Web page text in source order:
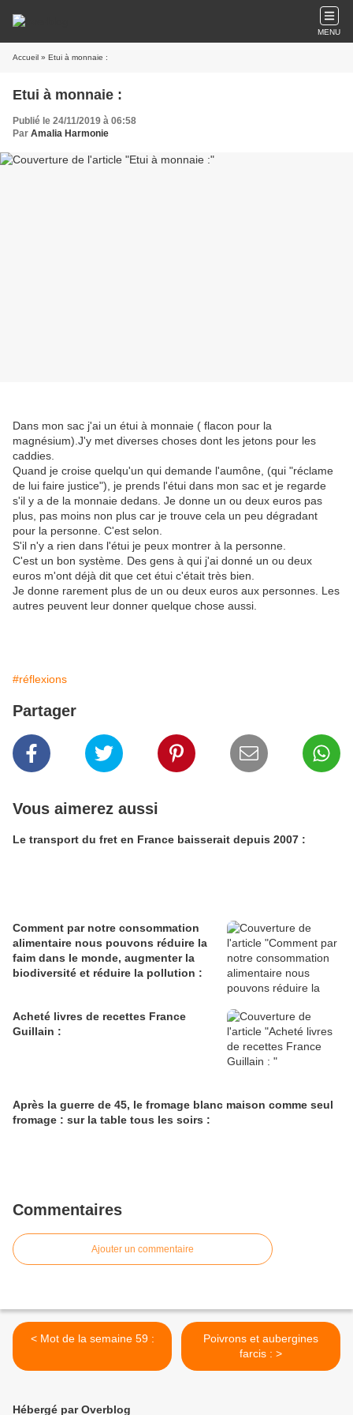
MENU
Accueil » Etui à monnaie :
Etui à monnaie :
Publié le 24/11/2019 à 06:58
Par Amalia Harmonie
Dans mon sac j'ai un étui à monnaie ( flacon pour la
magnésium).J'y met diverses choses dont les jetons pour les
caddies.
Quand je croise quelqu'un qui demande l'aumône, (qui "réclame
de lui faire justice"), je prends l'étui dans mon sac et je regarde
s'il y a de la monnaie dedans. Je donne un ou deux euros pas
plus, pas moins non plus car je trouve cela un peu dégradant
pour la personne. C'est selon.
S'il n'y a rien dans l'étui je peux montrer à la personne.
C'est un bon système. Des gens à qui j'ai donné un ou deux
euros m'ont déjà dit que cet étui c'était très bien.
Je donne rarement plus de un ou deux euros aux personnes. Les
autres peuvent leur donner quelque chose aussi.
#réflexions
Partager
Vous aimerez aussi
Le transport du fret en France baisserait depuis 2007 :
Comment par notre consommation
alimentaire nous pouvons réduire la
faim dans le monde, augmenter la
biodiversité et réduire la pollution :
Acheté livres de recettes France
Guillain :
Après la guerre de 45, le fromage blanc maison comme seul
fromage : sur la table tous les soirs :
Commentaires
Ajouter un commentaire
< Mot de la semaine 59 :
Poivrons et aubergines
farcis : >
Hébergé par Overblog